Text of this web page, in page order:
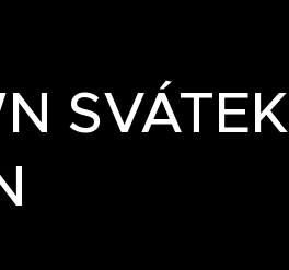
SVÁTEK